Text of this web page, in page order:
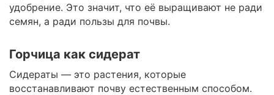
удобрение. Это значит, что её выращивают не ради
семян, а ради пользы для почвы.
Горчица как сидерат
Сидераты — это растения, которые
восстанавливают почву естественным способом.